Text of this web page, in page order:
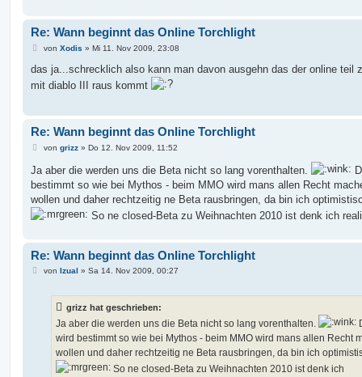
Re: Wann beginnt das Online Torchlight
B
i
r
von Xodis » Mi 11. Nov 2009, 23:08
das ja...schrecklich also kann man davon ausgehn das der online teil
mit diablo III raus kommt
Re: Wann beginnt das Online Torchlight
B
t
r
a
g
von grizz» Do 12. Nov 2009, 11:52
Ja aber die werden uns die Beta nicht so lang vorenthalten.
bestimmt so wie bei Mythos - beim MMO wird mans allen Recht
wollen und daher rechtzeitig ne Beta rausbringen, da bin ich
So ne closed-Beta zu Weihnachten 2010 ist denk ich
Re: Wann beginnt das Online Torchlight
Bvon Izual » Sa 14. Nov 2009, 00:27
grizz hat geschrieben:
Ja aber die werden uns die Beta nicht so lang vorenthalten.
wird bestimmt so wie bei Mythos - beim MMO wird mans allen Recht
wollen und daher rechtzeitig ne Beta rausbringen, da bin ich
So ne closed-Beta zu Weihnachten 2010 ist denk ich